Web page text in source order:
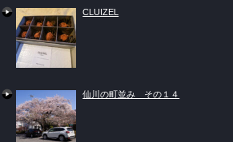
CLUIZEL
仙川の町並み その１４